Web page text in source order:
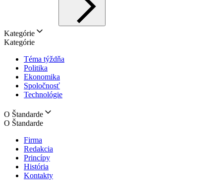
Kategórie
Kategórie
Téma týždňa
Politika
Ekonomika
Spoločnosť
Technológie
O Štandarde
O Štandarde
Firma
Redakcia
Princípy
História
Kontakty